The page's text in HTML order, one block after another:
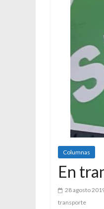
Columnas
En
28 agosto
transporte